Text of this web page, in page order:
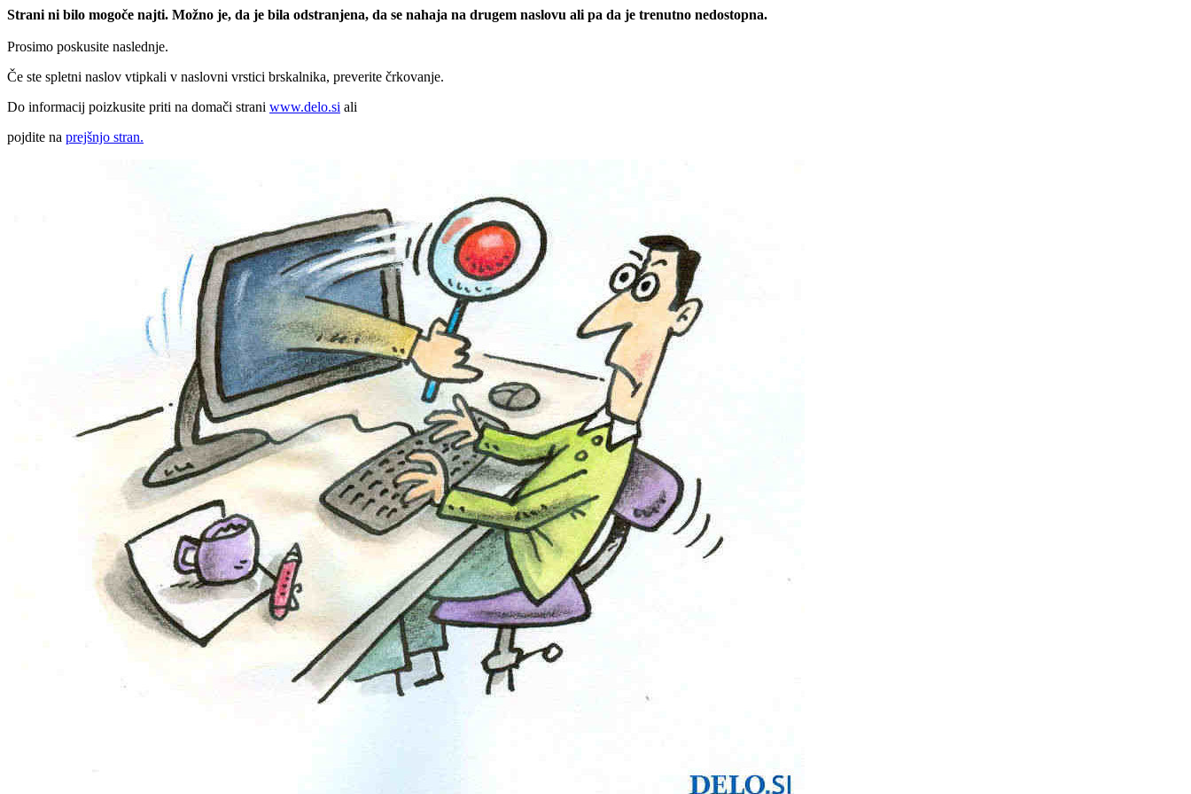
Strani ni bilo mogoče najti. Možno je, da je bila odstranjena, da se nahaja na drugem naslovu ali pa da je trenutno nedostopna.
Prosimo poskusite naslednje.
Če ste spletni naslov vtipkali v naslovni vrstici brskalnika, preverite črkovanje.
Do informacij poizkusite priti na domači strani www.delo.si ali
pojdite na prejšnjo stran.